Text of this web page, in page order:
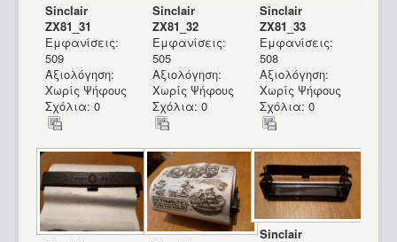
Sinclair
ZX81_31
Εμφανίσεις:
509
Αξιολόγηση:
Χωρίς Ψήφους
Σχόλια: 0
Sinclair
ZX81_32
Εμφανίσεις:
505
Αξιολόγηση:
Χωρίς Ψήφους
Σχόλια: 0
Sinclair
ZX81_33
Εμφανίσεις:
508
Αξιολόγηση:
Χωρίς Ψήφους
Σχόλια: 0
Sinclair